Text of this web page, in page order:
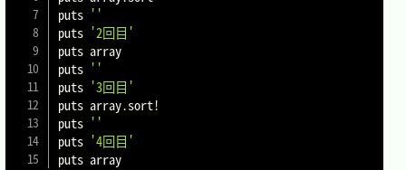
puts ''
puts '2回目'
puts array
puts ''
puts '3回目'
puts array.sort!
puts ''
puts '4回目'
puts array